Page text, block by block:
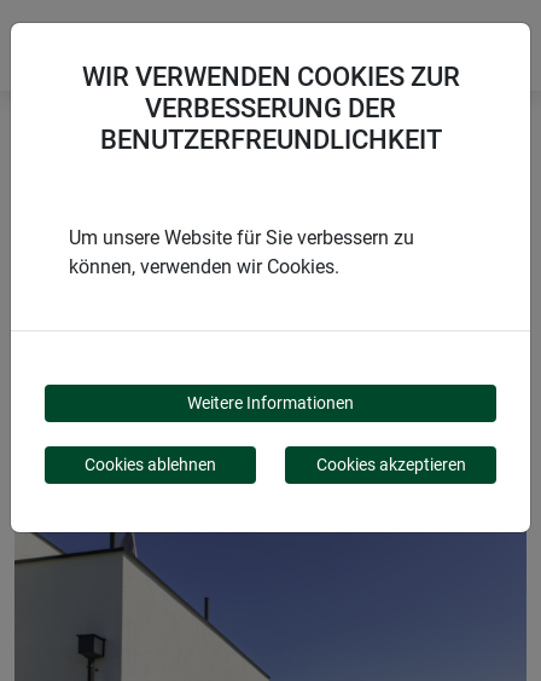
SUN SAIL CANNES
RECHTECK
WIR VERWENDEN COOKIES ZUR
VERBESSERUNG DER
BENUTZERFREUNDLICHKEIT
Um unsere Website für Sie verbessern zu
können, verwenden wir Cookies.
Weitere Informationen
Cookies ablehnen Cookies akzeptieren